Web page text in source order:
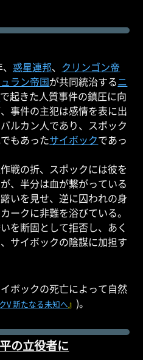
惑星連邦、 クリンゴン帝
ラン帝国が共同統治するニ
で起きた人質事件の鎮圧に向
事件の主犯は感情を表に出
ルカン人であり、スポック
もあったサイボックであっ
戦の折、スポックには彼を
、半分は血が繋がっている
いを見せ、逆に囚われの身
ークに非難を浴びている。
を断固として拒否し、あく
サイボックの陰謀に加担す
ボックの死亡によって自然
V 新たなる未知へ』)。
の立役者に